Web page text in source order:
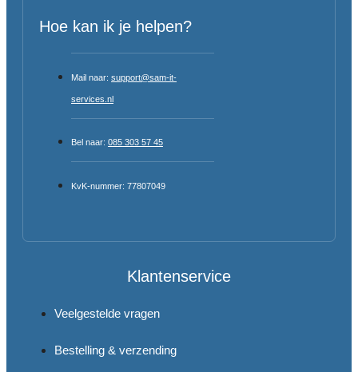
Hoe kan ik je helpen?
Mail naar: support@sam-it-
services.nl
Bel naar: 085 303 57 45
KvK-nummer: 77807049
Klantenservice
Veelgestelde vragen
Bestelling & verzending